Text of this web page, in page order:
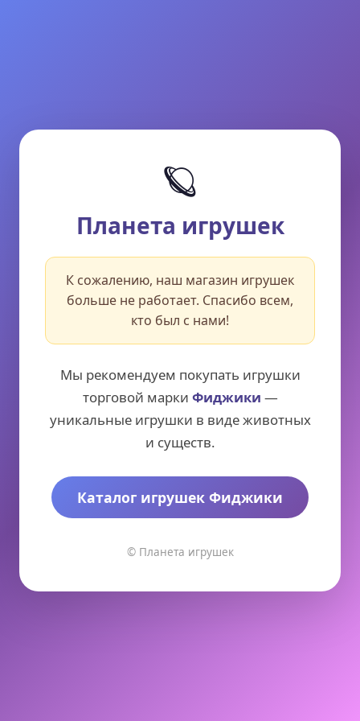
🪐
Планета игрушек
К сожалению, наш магазин игрушек
больше не работает. Спасибо всем,
кто был с нами!
Мы рекомендуем покупать игрушки
торговой марки Фиджики —
уникальные игрушки в виде животных
и существ.
Каталог игрушек Фиджики
© Планета игрушек